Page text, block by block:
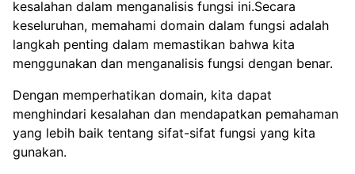
kesalahan dalam menganalisis fungsi ini.Secara
keseluruhan, memahami domain dalam fungsi adalah
langkah penting dalam memastikan bahwa kita
menggunakan dan menganalisis fungsi dengan benar.
Dengan memperhatikan domain, kita dapat
menghindari kesalahan dan mendapatkan pemahaman
yang lebih baik tentang sifat-sifat fungsi yang kita
gunakan.